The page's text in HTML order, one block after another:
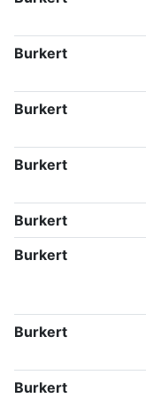
Burkert
Burkert
Burkert
Burkert
Burkert
Burkert
Burkert